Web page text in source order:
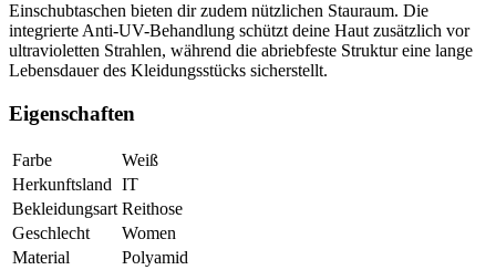
Einschubtaschen bieten dir zudem nützlichen Stauraum. Die
integrierte Anti-UV-Behandlung schützt deine Haut zusätzlich vor
ultravioletten Strahlen, während die abriebfeste Struktur eine lange
Lebensdauer des Kleidungsstücks sicherstellt.
Eigenschaften
Farbe
Weiß
Herkunftsland IT
Bekleidungsart Reithose
Geschlecht
Women
Material
Polyamid